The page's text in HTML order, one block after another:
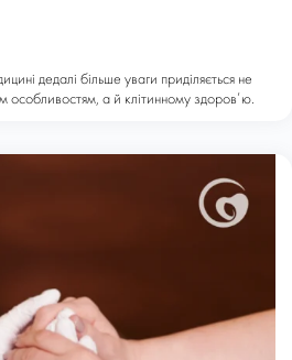
дедалі більше уваги приділяється не
а й клітинному здоров’ю.